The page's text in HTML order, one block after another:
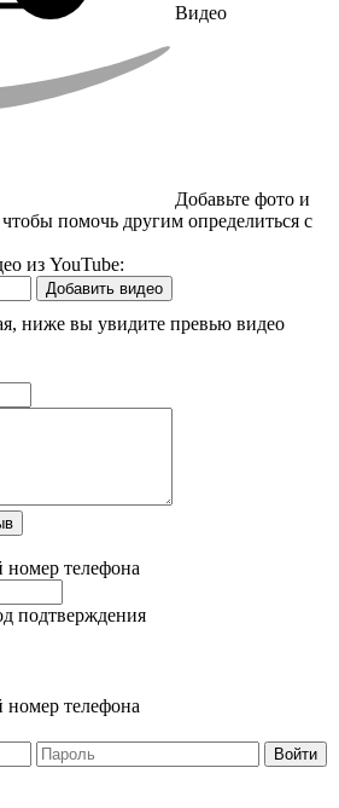
Видео
Добавьте фото и
помочь другим определиться с
из YouTube:
Добавить видео
ниже вы увидите превью видео
номер телефона
подтверждения
номер телефона